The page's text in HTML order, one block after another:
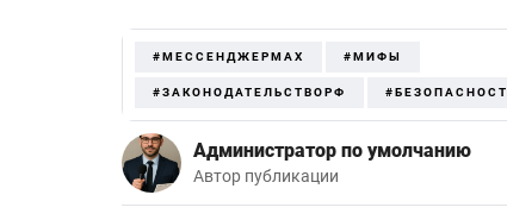
#МЕССЕНДЖЕРMAX #МИФЫ
#ЗАКОНОДАТЕЛЬСТВОРФ
Администратор по умолчанию
Автор публикации